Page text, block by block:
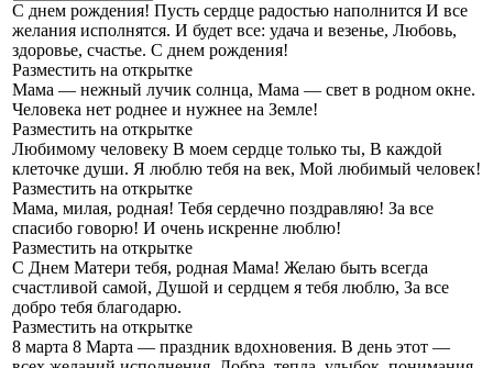
С днем рождения! Пусть сердце радостью наполнится И все
желания исполнятся. И будет все: удача и везенье, Любовь,
здоровье, счастье. С днем рождения!
Разместить на открытке
Мама — нежный лучик солнца, Мама — свет в родном окне.
Человека нет роднее и нужнее на Земле!
Разместить на открытке
Любимому человеку В моем сердце только ты, В каждой
клеточке души. Я люблю тебя на век, Мой любимый человек!
Разместить на открытке
Мама, милая, родная! Тебя сердечно поздравляю! За все
спасибо говорю! И очень искренне люблю!
Разместить на открытке
С Днем Матери тебя, родная Мама! Желаю быть всегда
счастливой самой, Душой и сердцем я тебя люблю, За все
добро тебя благодарю.
Разместить на открытке
8 марта 8 Марта — праздник вдохновения. В день этот —